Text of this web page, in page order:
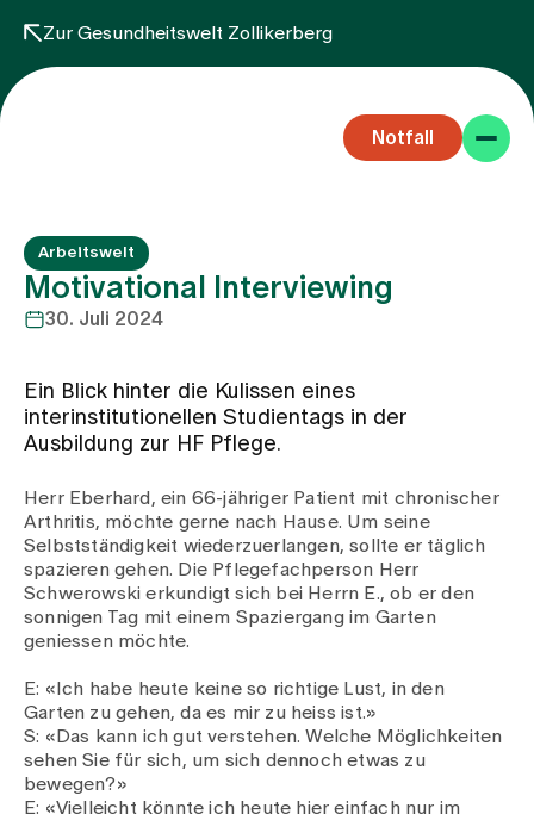
Zur Gesundheitswelt Zollikerberg
Notfall
Aufenthalt
Team
Zuweisende
Über uns
Arbeitswelt
Motivational Interviewing
30. Juli 2024
Ein Blick hinter die Kulissen eines
interinstitutionellen Studientags in der
Ausbildung zur HF Pflege.
Herr Eberhard, ein 66-jähriger Patient mit chronischer
Arthritis, möchte gerne nach Hause. Um seine
Selbstständigkeit wiederzuerlangen, sollte er täglich
spazieren gehen. Die Pflegefachperson Herr
Schwerowski erkundigt sich bei Herrn E., ob er den
sonnigen Tag mit einem Spaziergang im Garten
geniessen möchte.
E: «Ich habe heute keine so richtige Lust, in den
Garten zu gehen, da es mir zu heiss ist.»
S: «Das kann ich gut verstehen. Welche Möglichkeiten
sehen Sie für sich, um sich dennoch etwas zu
bewegen?»
E: «Vielleicht könnte ich heute hier einfach nur im